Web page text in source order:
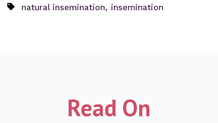
natural insemination, insemination
Read On